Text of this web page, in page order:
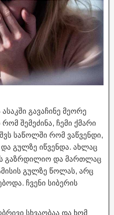
გავაჩინე მეორე
შემეძინა, ჩემი ქმარი
საწოლში რომ ვაწვენდი,
გულზე იწვენდა. ახლაც
გაზრდილიო და მართლაც
გულზე წოლას, არც
ჩვენი სიბერის
სხვაობაა და ხომ